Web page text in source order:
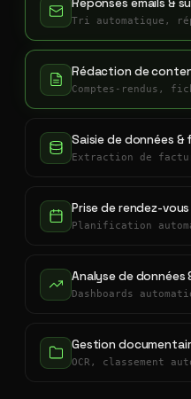
Réponses emails &
Tri automatique,
Rédaction de
Comptes-rendus,
Saisie de données
Extraction de
Prise de rendez-
Planification
Analyse de données
Dashboards
Gestion
OCR, classement